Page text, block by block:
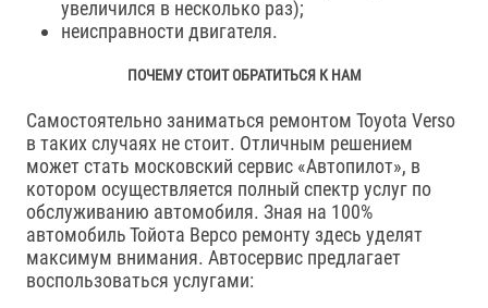
увеличился в несколько раз);
неисправности двигателя.
ПОЧЕМУ СТОИТ ОБРАТИТЬСЯ К НАМ
Самостоятельно заниматься ремонтом Toyota Verso
в таких случаях не стоит. Отличным решением
может стать московский сервис «Автопилот», в
котором осуществляется полный спектр услуг по
обслуживанию автомобиля. Зная на 100%
автомобиль Тойота Версо ремонту здесь уделят
максимум внимания. Автосервис предлагает
воспользоваться услугами: